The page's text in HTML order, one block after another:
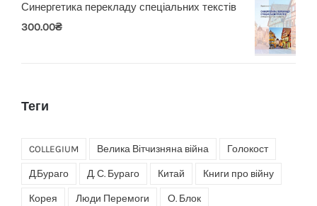
Синергетика перекладу спеціальних текстів
300.00₴
Теги
COLLEGIUM Велика Вітчизняна війна Голокост
Д.Бураго Д. С. Бураго Китай Книги про війну
Корея Люди Перемоги О. Блок